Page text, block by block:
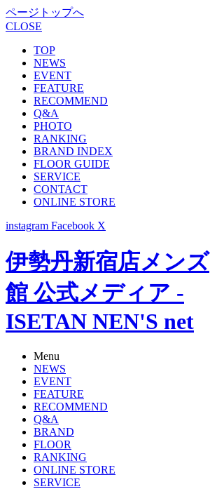
ページトップへ
CLOSE
TOP
NEWS
EVENT
FEATURE
RECOMMEND
Q&A
PHOTO
RANKING
BRAND INDEX
FLOOR GUIDE
SERVICE
CONTACT
ONLINE STORE
instagram Facebook X
伊勢丹新宿店メンズ
館 公式メディア -
ISETAN NEN'S net
Menu
NEWS
EVENT
FEATURE
RECOMMEND
Q&A
BRAND
FLOOR
RANKING
ONLINE STORE
SERVICE